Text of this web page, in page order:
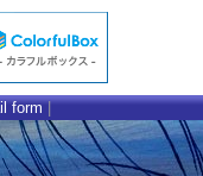
form|